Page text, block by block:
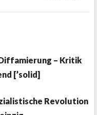
– Kritik
[’solid]
Revolution